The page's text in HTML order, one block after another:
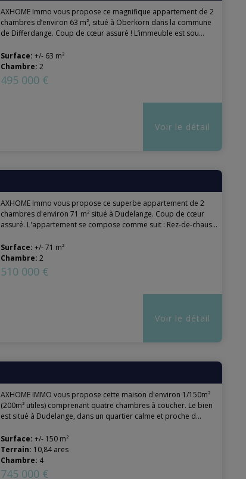
AXHOME Immo vous propose ce magnifique appartement de 2
chambres d’environ 63 m², situé à Oberkorn dans la commune
de Differdange. Coup de cœur assuré ! L’immeuble est sou...
Surface: +/- 63 m²
Chambre: 2
495 000 €
Voir le détail
AXHOME Immo vous propose ce superbe appartement de 2
chambres d'environ 71 m² situé à Dudelange. Coup de cœur
assuré. L'appartement se compose comme suit : Rez-de-chaus...
Surface: +/- 71 m²
Chambre: 2
510 000 €
Voir le détail
AXHOME IMMO vous propose cette maison d'environ 1/150m²
(200m² utiles) comprenant quatre chambres à coucher. Le bien
est situé à Dudelange, dans un quartier calme et proche d...
Surface: +/- 150 m²
Terrain: 10,84 ares
Chambre: 4
745 000 €